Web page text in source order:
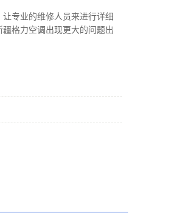
专业的维修人员来进行详细
疆格力空调出现更大的问题出